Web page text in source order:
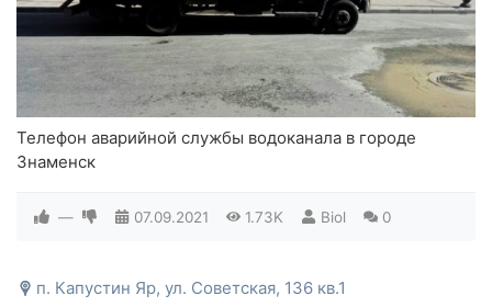
Телефон аварийной службы водоканала в городе
Знаменск
— 07.09.2021 1.73K Biol 0
п. Капустин Яр, ул. Советская, 136 кв.1